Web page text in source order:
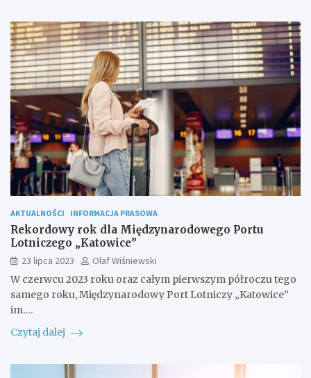
AKTUALNOŚCI INFORMACJA PRASOWA
Rekordowy rok dla Międzynarodowego Portu
Lotniczego „Katowice”
23 lipca 2023
Olaf Wiśniewski
W czerwcu 2023 roku oraz całym pierwszym półroczu tego
samego roku, Międzynarodowy Port Lotniczy „Katowice”
im.…
Czytaj dalej